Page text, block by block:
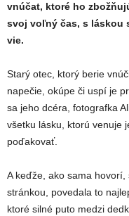
vnúčat, ktoré ho
svoj voľný čas, s láskou
vie.
Starý otec, ktorý berie
napečie, okúpe či uspí je
sa jeho dcéra, fotografka
všetku lásku, ktorú venuje
poďakovať.
A keďže, ako sama
stránkou, povedala to
ktoré silné puto medzi